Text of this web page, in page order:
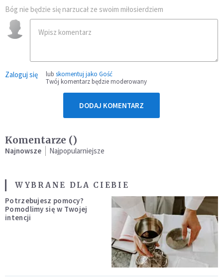
Bóg nie będzie się narzucał ze swoim miłosierdziem
Zaloguj się lub skomentuj jako Gość
Twój komentarz będzie moderowany
DODAJ KOMENTARZ
Komentarze ()
Najnowsze Najpopularniejsze
WYBRANE DLA CIEBIE
Potrzebujesz pomocy?
Pomodlimy się w Twojej
intencji